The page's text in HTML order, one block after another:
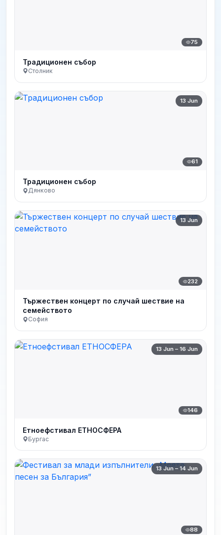
75
Традиционен събор
Столник
13 Jun
61
Традиционен събор
Дянково
13 Jun
232
Тържествен концерт по случай шествие на
семейството
София
13 Jun – 16 Jun
146
Етноефстивал ЕТНОСФЕРА
Бургас
13 Jun – 14 Jun
88